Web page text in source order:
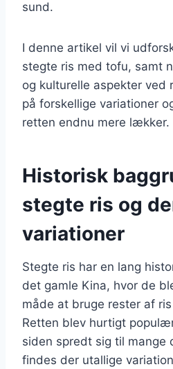
sund.
I denne artikel vil vi
stegte ris med tofu, samt
og kulturelle aspekter ved
på forskellige variationer
retten endnu mere lækker.
Historisk
stegte ris og
variationer
Stegte ris har en lang
det gamle Kina, hvor de
måde at bruge rester af
Retten blev hurtigt
siden spredt sig til mange
findes der utallige